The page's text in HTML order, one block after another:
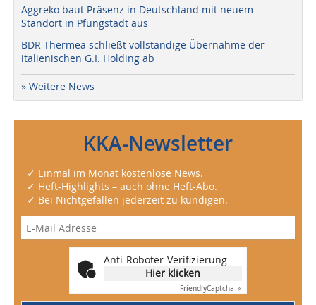
Aggreko baut Präsenz in Deutschland mit neuem
Standort in Pfungstadt aus
BDR Thermea schließt vollständige Übernahme der
italienischen G.I. Holding ab
» Weitere News
KKA-Newsletter
✓ Einmal im Monat kostenlose News.
✓ Heft-Highlights – auch ohne Heft-Abo.
✓ Bei Nichtgefallen jederzeit zu kündigen.
Anti-Roboter-Verifizierung
Hier klicken
FriendlyCaptcha ⇗